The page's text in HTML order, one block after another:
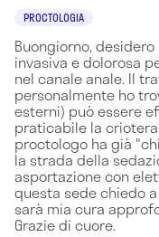
PROCTOLOGIA
Buongiorno,
invasiva e dolorosa
nel canale anale. Il
personalmente ho
esterni) può essere
praticabile la
proctologo ha già
la strada della
asportazione con
questa sede chiedo
sarà mia cura
Grazie di cuore.